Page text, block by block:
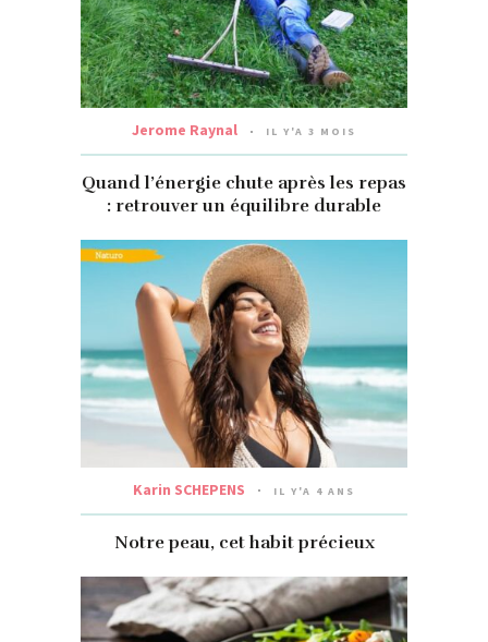
Jerome Raynal IL Y'A 3 MOIS
Quand l’énergie chute après les repas
: retrouver un équilibre durable
Karin SCHEPENS IL Y'A 4 ANS
Notre peau, cet habit précieux